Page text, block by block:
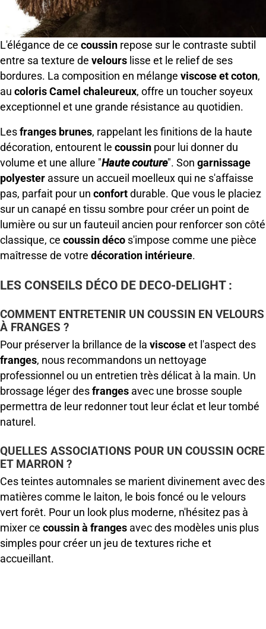
L'élégance de ce coussin repose sur le contraste subtil
entre sa texture de velours lisse et le relief de ses
bordures. La composition en mélange viscose et coton,
au coloris Camel chaleureux, offre un toucher soyeux
exceptionnel et une grande résistance au quotidien.
Lesfranges brunes, rappelant les finitions de la haute
décoration, entourent le coussin pour lui donner du
volume et une allure "Haute couture". Son garnissage
polyester assure un accueil moelleux qui ne s'affaisse
pas, parfait pour un confortdurable. Que vous le placiez
sur un canapé en tissu sombre pour créer un point de
lumière ou sur un fauteuil ancien pour renforcer son côté
classique, ce coussin déco s'impose comme une pièce
maîtresse de votre décoration intérieure.
LES CONSEILS DÉCO DE DECO-DELIGHT :
COMMENT ENTRETENIR UN COUSSIN EN VELOURS
À FRANGES ?
Pour préserver la brillance de la viscoseet l'aspect des
franges, nous recommandons un nettoyage
professionnel ou un entretien très délicat à la main. Un
brossage léger desfranges avec une brosse souple
permettra de leur redonner tout leur éclat et leur tombé
naturel.
QUELLES ASSOCIATIONS POUR UN COUSSIN OCRE
ET MARRON ?
Ces teintes automnales se marient divinement avec des
matières comme le laiton, le bois foncé ou le velours
vert forêt. Pour un look plus moderne, n'hésitez pas à
mixer ce coussin à franges avec des modèles unis plus
simples pour créer un jeu de textures riche et
accueillant.